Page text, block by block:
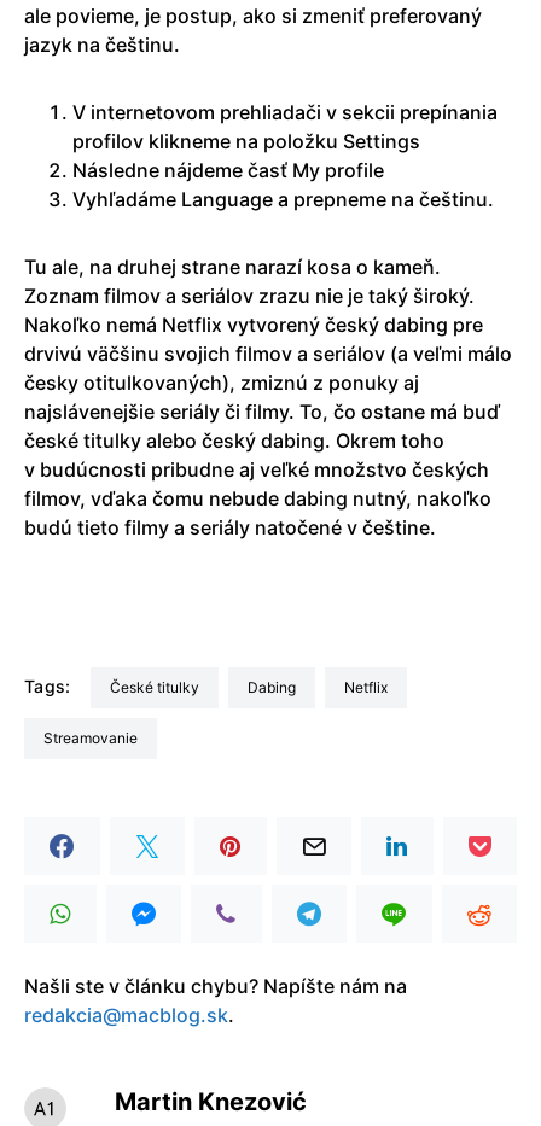
ale povieme, je postup, ako si zmeniť preferovaný
jazyk na češtinu.
V internetovom prehliadači v sekcii prepínania
profilov klikneme na položku Settings
Následne nájdeme časť My profile
Vyhľadáme Language a prepneme na češtinu.
Tu ale, na druhej strane narazí kosa o kameň.
Zoznam filmov a seriálov zrazu nie je taký široký.
Nakoľko nemá Netflix vytvorený český dabing pre
drvivú väčšinu svojich filmov a seriálov (a veľmi málo
česky otitulkovaných), zmiznú z ponuky aj
najslávenejšie seriály či filmy. To, čo ostane má buď
české titulky alebo český dabing. Okrem toho
v budúcnosti pribudne aj veľké množstvo českých
filmov, vďaka čomu nebude dabing nutný, nakoľko
budú tieto filmy a seriály natočené v češtine.
Tags: české titulky dabing Netflix
streamovanie
Našli ste v článku chybu? Napíšte nám na
redakcia@macblog.sk.
Martin Knezović